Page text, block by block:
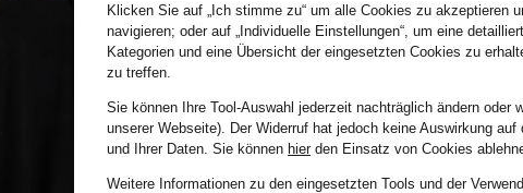
Klicken Sie auf „Ich stimme zu“ um alle Cookies zu akzeptieren
navigieren; oder auf „Individuelle Einstellungen“, um eine
Kategorien und eine Übersicht der eingesetzten Cookies zu
zu treffen.
Sie können Ihre Tool-Auswahl jederzeit nachträglich ändern oder
unserer Webseite). Der Widerruf hat jedoch keine Auswirkung auf
und Ihrer Daten. Sie können hierden Einsatz von Cookies
Weitere Informationen zu den eingesetzten Tools und der